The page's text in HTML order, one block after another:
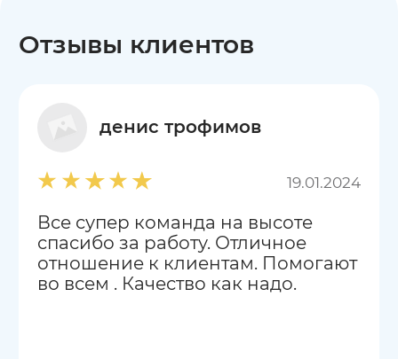
Отзывы клиентов
денис трофимов
19.01.2024
Все супер команда на высоте
спасибо за работу. Отличное
отношение к клиентам. Помогают
во всем . Качество как надо.